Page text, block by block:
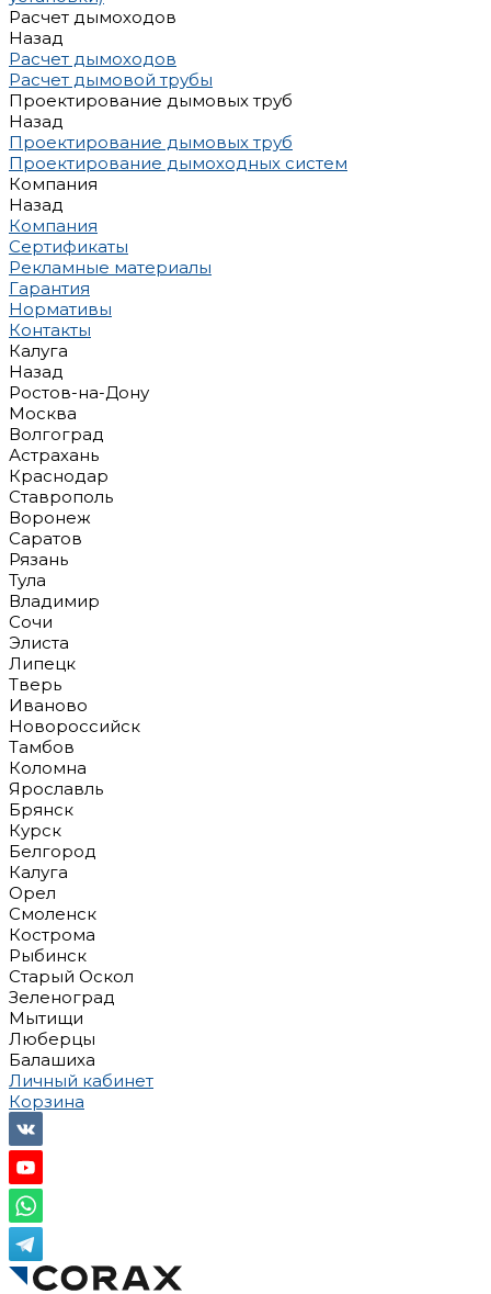
Расчет дымоходов
Назад
Расчет дымоходов
Расчет дымовой трубы
Проектирование дымовых труб
Назад
Проектирование дымовых труб
Проектирование дымоходных систем
Компания
Назад
Компания
Сертификаты
Рекламные материалы
Гарантия
Нормативы
Контакты
Калуга
Назад
Ростов-на-Дону
Москва
Волгоград
Астрахань
Краснодар
Ставрополь
Воронеж
Саратов
Рязань
Тула
Владимир
Сочи
Элиста
Липецк
Тверь
Иваново
Новороссийск
Тамбов
Коломна
Ярославль
Брянск
Курск
Белгород
Калуга
Орел
Смоленск
Кострома
Рыбинск
Старый Оскол
Зеленоград
Мытищи
Люберцы
Балашиха
Личный кабинет
Корзина